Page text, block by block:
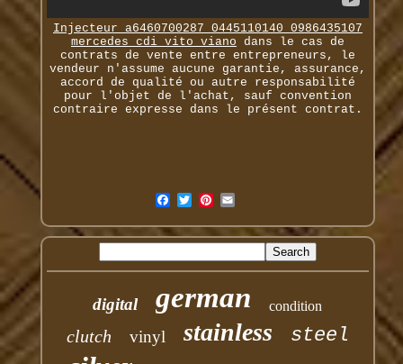
Injecteur a6460700287 0445110140 0986435107
mercedes cdi vito viano dans le cas de
contrats de vente entre entrepreneurs, le
vendeur n'assume aucune garantie, assurance,
accord de qualité ou autre responsabilité
pour l'objet de l'achat, sauf convention
contraire expresse dans le présent contrat.
digital german condition
clutch vinyl stainless steel